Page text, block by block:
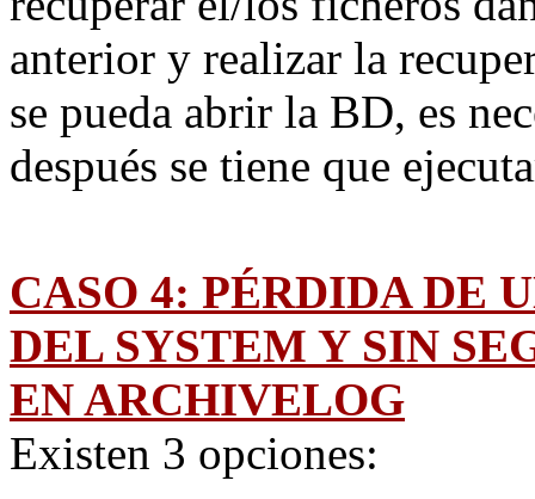
anterior y realizar la
se pueda abrir la BD, es
después se tiene que
CASO 4: PÉRDIDA DE
DEL SYSTEM Y SIN
EN ARCHIVELOG
Existen 3 opciones: